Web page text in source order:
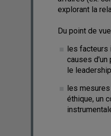
explorant la
Du point de
les facteurs
causes d'un
le
les
éthique, un